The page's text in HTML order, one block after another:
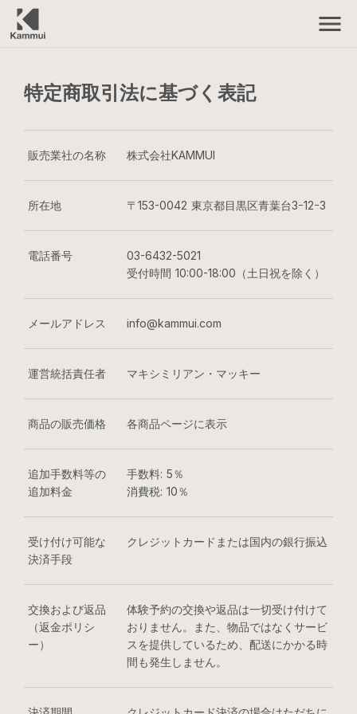
menu
特定商取引法に基づく表記
販売業社の名称 株式会社KAMMUI
所在地 〒153-0042 東京都目黒区青葉台3ｰ12ｰ3
電話番号
03-6432-5021
受付時間 10:00-18:00（土日祝を除く）
メールアドレス info@kammui.com
運営統括責任者 マキシミリアン・マッキー
商品の販売価格 各商品ページに表示
追加手数料等の
追加料金
手数料: 5％
消費税: 10％
受け付け可能な
決済手段
クレジットカードまたは国内の銀行振込
交換および返品
（返金ポリシ
ー）
体験予約の交換や返品は一切受け付けて
おりません。また、物品ではなくサービ
スを提供しているため、配送にかかる時
間も発生しません。